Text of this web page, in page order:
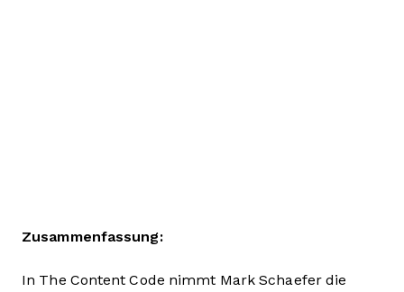
Zusammenfassung:
In The Content Code nimmt Mark Schaefer die